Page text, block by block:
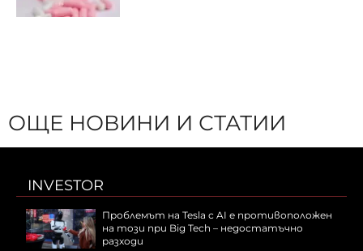
ОЩЕ НОВИНИ И СТАТИИ
INVESTOR
Проблемът на Tesla с AI е противоположен
на този при Big Tech – недостатъчно
разходи